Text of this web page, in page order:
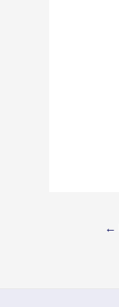
←